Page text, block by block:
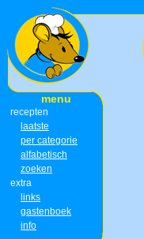
menu
recepten
laatste
per categorie
alfabetisch
zoeken
extra
links
gastenboek
info